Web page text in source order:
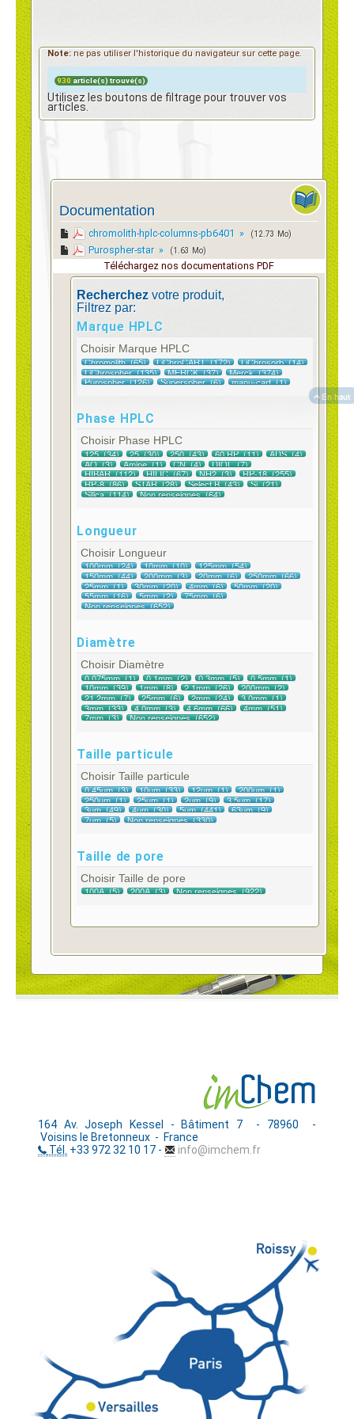
e-Shop
Note: ne pas utiliser l'historique du navigateur sur cette page.
930 article(s) trouvé(s)
Utilisez les boutons de filtrage pour trouver vos
articles.
Documentation
chromolith-hplc-columns-pb6401 » (12.73 Mo)
Purospher-star » (1.63 Mo)
Téléchargez nos documentations PDF
Recherchez votre produit,
Filtrez par:
Marque HPLC
Choisir Marque HPLC
Phase HPLC
Choisir Phase HPLC
Longueur
Choisir Longueur
Diamètre
Choisir Diamètre
Taille particule
Choisir Taille particule
Taille de pore
Choisir Taille de pore
164 Av. Joseph Kessel - Bâtiment 7 - 78960 -
Voisins le Bretonneux - France
Tél. +33 972 32 10 17 -
En haut